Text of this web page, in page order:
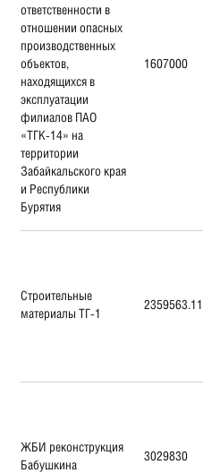
ответственности в
отношении опасных
производственных
объектов,
находящихся в
эксплуатации
филиалов ПАО
«ТГК-14» на
территории
Забайкальского края
и Республики
Бурятия
1607000
Строительные
материалы ТГ-1
2359563.11
ЖБИ реконструкция
Бабушкина
3029830